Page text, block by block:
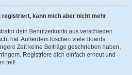
registriert, kann mich aber nicht mehr
dein Benutzerkonto aus verschieden
hat. Außerdem löschen viele Boards
Zeit keine Beiträge geschrieben haben,
Registriere dich einfach erneut und
teil!